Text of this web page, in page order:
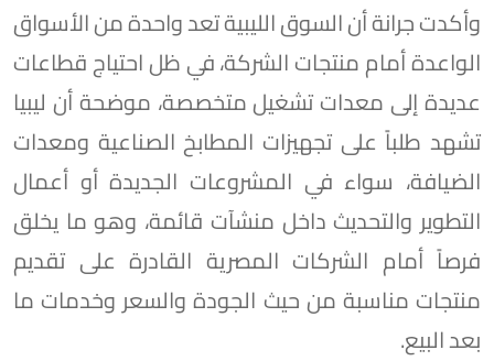
وأكدت جرانة أن السوق الليبية تعد واحدة من الأسواق
الواعدة أمام منتجات الشركة، في ظل احتياج قطاعات
عديدة إلى معدات تشغيل متخصصة، موضحة أن ليبيا
تشهد طلباً على تجهيزات المطابخ الصناعية ومعدات
الضيافة، سواء في المشروعات الجديدة أو أعمال
التطوير والتحديث داخل منشآت قائمة، وهو ما يخلق
فرصاً أمام الشركات المصرية القادرة على تقديم
منتجات مناسبة من حيث الجودة والسعر وخدمات ما
بعد البيع.